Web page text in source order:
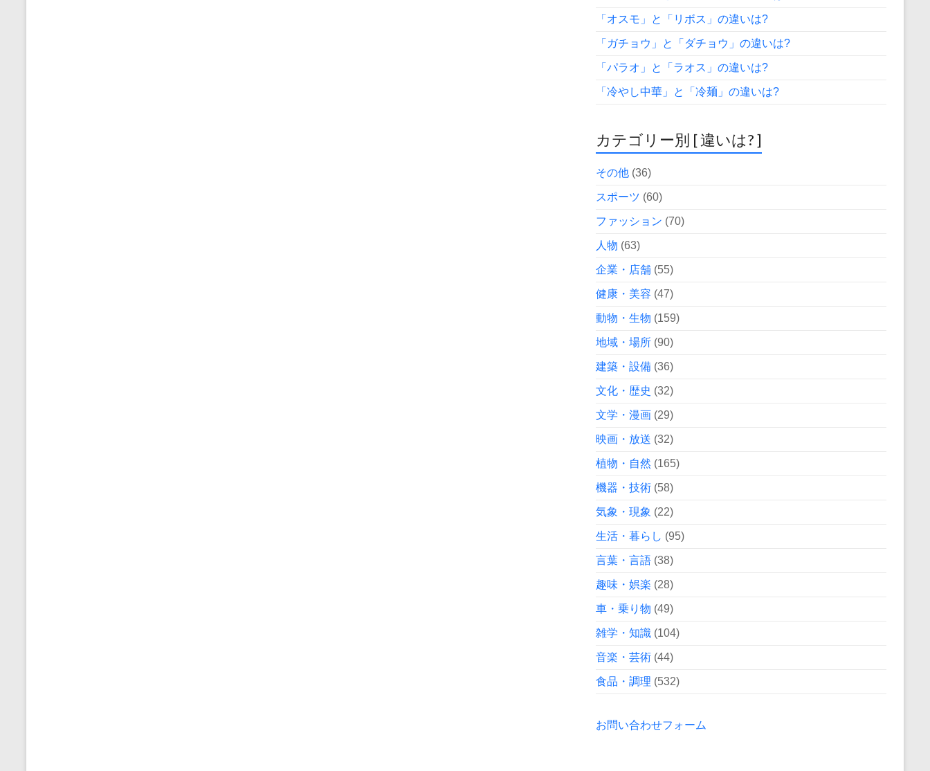
「オスモ」と「リボス」の違いは?
「ガチョウ」と「ダチョウ」の違いは?
「パラオ」と「ラオス」の違いは?
「冷やし中華」と「冷麺」の違いは?
カテゴリー別 [ 違いは? ]
その他 (36)
スポーツ (60)
ファッション (70)
人物 (63)
企業・店舗 (55)
健康・美容 (47)
動物・生物 (159)
地域・場所 (90)
建築・設備 (36)
文化・歴史 (32)
文学・漫画 (29)
映画・放送 (32)
植物・自然 (165)
機器・技術 (58)
気象・現象 (22)
生活・暮らし (95)
言葉・言語 (38)
趣味・娯楽 (28)
車・乗り物 (49)
雑学・知識 (104)
音楽・芸術 (44)
食品・調理 (532)
お問い合わせフォーム